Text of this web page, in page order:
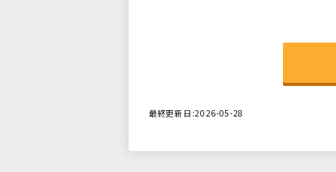
最終更新日:2026-05-28